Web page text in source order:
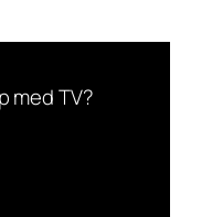
med TV?